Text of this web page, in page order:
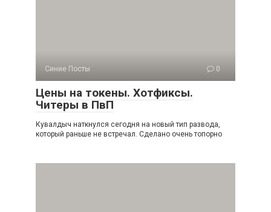
Синие Посты 0
Цены на токены. Хотфиксы.
Читеры в ПвП
Кувалдыч наткнулся сегодня на новый тип развода,
который раньше не встречал. Сделано очень топорно